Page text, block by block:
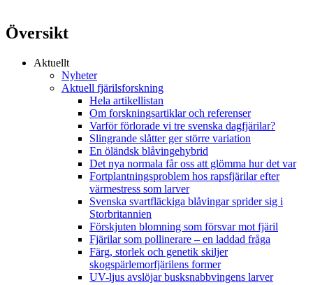
Översikt
Aktuellt
Nyheter
Aktuell fjärilsforskning
Hela artikellistan
Om forskningsartiklar och referenser
Varför förlorade vi tre svenska dagfjärilar?
Slingrande slåtter ger större variation
En öländsk blåvingehybrid
Det nya normala får oss att glömma hur det var
Fortplantningsproblem hos rapsfjärilar efter
värmestress som larver
Svenska svartfläckiga blåvingar sprider sig i
Storbritannien
Förskjuten blomning som försvar mot fjäril
Fjärilar som pollinerare – en laddad fråga
Färg, storlek och genetik skiljer
skogspärlemorfjärilens former
UV-ljus avslöjar busksnabbvingens larver